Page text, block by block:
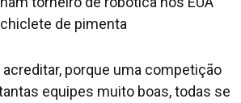
porque uma competição
equipes muito boas, todas se